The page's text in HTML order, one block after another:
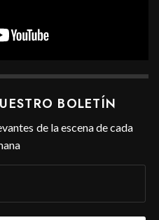
BOLETÍN
de la escena de cada